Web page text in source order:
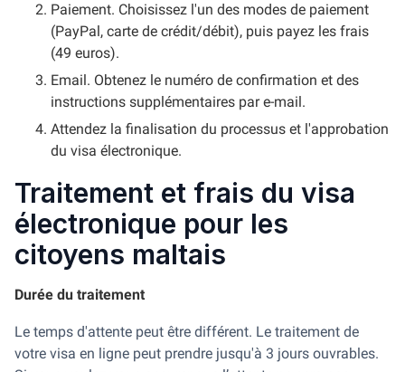
Paiement. Choisissez l'un des modes de paiement
(PayPal, carte de crédit/débit), puis payez les frais
(49 euros).
Email. Obtenez le numéro de confirmation et des
instructions supplémentaires par e-mail.
Attendez la finalisation du processus et l'approbation
du visa électronique.
Traitement et frais du visa
électronique pour les
citoyens maltais
Durée du traitement
Le temps d'attente peut être différent. Le traitement de
votre visa en ligne peut prendre jusqu'à 3 jours ouvrables.